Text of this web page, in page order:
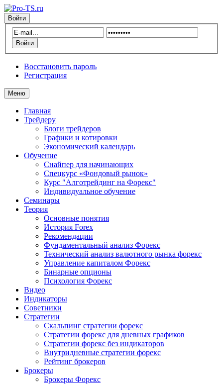
Войти
Восстановить пароль
Регистрация
Меню
Главная
Трейдеру
Блоги трейдеров
Графики и котировки
Экономический календарь
Обучение
Снайпер для начинающих
Спецкурс «Фондовый рынок»
Курс "Алготрейдинг на Форекс"
Индивидуальное обучение
Семинары
Теория
Основные понятия
История Forex
Рекомендации
Фундаментальный анализ Форекс
Технический анализ валютного рынка форекс
Управление капиталом Форекс
Бинарные опционы
Психология Форекс
Видео
Индикаторы
Советники
Стратегии
Скальпинг стратегии форекс
Стратегии форекс для дневных графиков
Стратегии форекс без индикаторов
Внутридневные стратегии форекс
Рейтинг брокеров
Брокеры
Брокеры Форекс